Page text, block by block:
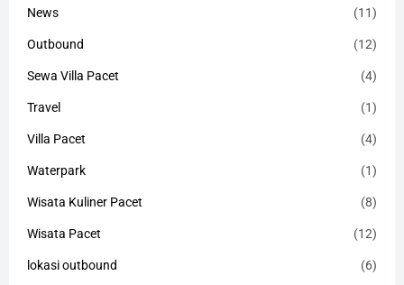
News (11)
Outbound (12)
Sewa Villa Pacet (4)
Travel (1)
Villa Pacet (4)
Waterpark (1)
Wisata Kuliner Pacet (8)
Wisata Pacet (12)
lokasi outbound (6)